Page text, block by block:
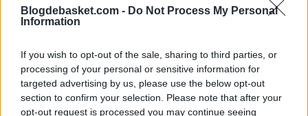
Blogdebasket.com - Do Not Process My Personal
Information
If you wish to opt-out of the sale, sharing to third parties, or
processing of your personal or sensitive information for
targeted advertising by us, please use the below opt-out
section to confirm your selection. Please note that after your
opt-out request is processed you may continue seeing
franquicia angelina. Tras los primeros encuentros del
training camp, el pívot ha lanzado un misterioso
mensaje cuando se le ha preguntado sobre su salida de
Dallas Mavericks: "No puedo hablar de eso ahora, pero
llegará el momento en el que lo haga", decía un Wood